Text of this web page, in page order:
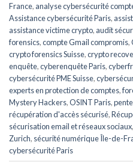
France, analyse cybersécurité
Assistance cybersécurité Paris,
assistance victime crypto, audit
forensics,compte Gmail compromis,
crypto forensics Suisse,crypto
enquête,cyberenquête Paris,
cybersécurité PME Suisse,
experts en protection de comptes,
Mystery Hackers,OSINT Paris,
récupération d'accès sécurisé,
sécurisation email et réseaux sociaux,
Zurich, sécurité numérique Île-de-
cybersécurité Paris